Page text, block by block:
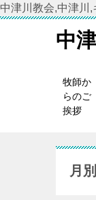
中津川教会,中津川
中
牧師か
らのご
挨拶
月